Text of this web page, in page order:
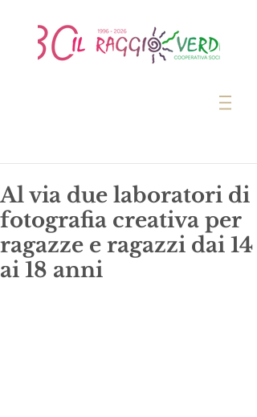
Al via due laboratori di
fotografia creativa per
ragazze e ragazzi dai 14
ai 18 anni